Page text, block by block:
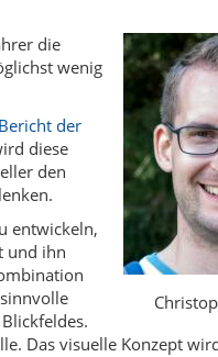
die
glichst wenig
der
diese
den
entwickeln,
und ihn
Das visuelle Konzept